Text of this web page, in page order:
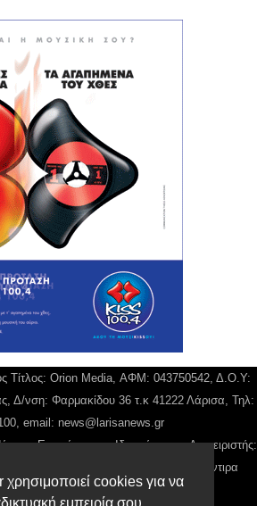
cookies για να
Τίτλος: Orion Media, ΑΦΜ: 043750542, Δ.Ο.Υ:
Δ/νση: Φαρμακίδου 36 τ.κ 41222 Λάρισα, Τηλ:
email: news@larisanews.gr
Εκπρόσωπος, Ιδιοκτήτης και Διαχειριστής:
Γιαννουσά Βασιλική, Διευθύντιρα
Μπαλαμπάνη Βασιλική.